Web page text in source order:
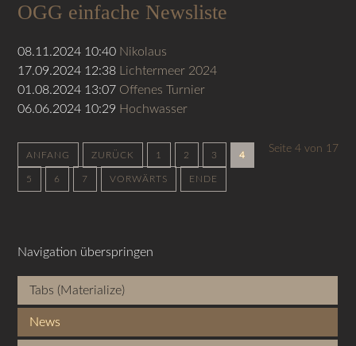
OGG einfache Newsliste
08.11.2024 10:40 Nikolaus
17.09.2024 12:38 Lichtermeer 2024
01.08.2024 13:07 Offenes Turnier
06.06.2024 10:29 Hochwasser
Seite 4 von 17
ANFANG ZURÜCK 1 2 3 4
5 6 7 VORWÄRTS ENDE
Navigation überspringen
Tabs (Materialize)
News